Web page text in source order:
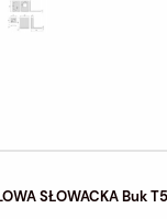
SŁOWACKA Buk T5